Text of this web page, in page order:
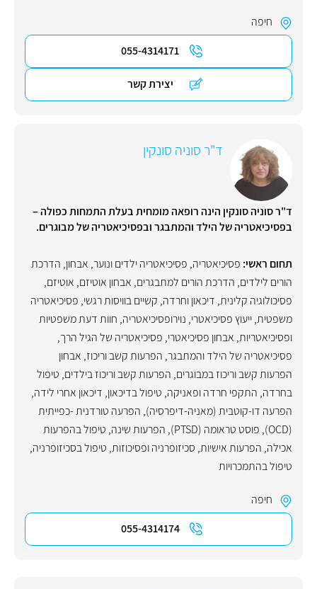
חיפה
055-4314171
יצירת קשר
ד"ר סוניה סונקין
ד"ר סוניה סונקין הינה רופאה מומחית בעלת התמחות כפולה –
בפסיכיאטריה של הילד והמתבגר ובפסיכיאטריה של מבוגרים.
תחום ראשי: פסיכיאטריה, פסיכיאטריה ילדים ונוער, אבחון, הדרכת
הורים לילדים, הדרכת הורים למתבגרים, אבחון אוטיזם, אוטיזם,
פסיכולוגיה קלינית, דיכאון וחרדה, קשיים בוויסות רגשי, פסיכיאטריה
משפטית,ייעוץ פסיכיאטרי, נוירופסיכיאטריה, חוות דעת משפטיות
ופסיכיאטריות, אבחון פסיכיאטרי, פסיכיאטריה של הגיל הרך,
פסיכיאטריה של הילד והמתבגר, הפרעות קשב וריכוז, אבחון
הפרעות קשב וריכוז במבוגרים, הפרעות קשב וריכוז בילדים, טיפול
בחרדה, התקפי חרדה ופאניקה, טיפול בדיכאון, דיכאון אחרי לידה,
הפרעה דו-קוטבית (מאניה-דיפרסיה), הפרעה טורדנית -כפייתית
(OCD)
, פוסט טראומה (PTSD) , הפרעות שינה, טיפול בהפרעות
אכילה, הפרעות אישיות, סכיזופרניה ופסיכוזות, טיפול בסכיזופרניה,
טיפול בהתמכרויות
חיפה
055-4314174